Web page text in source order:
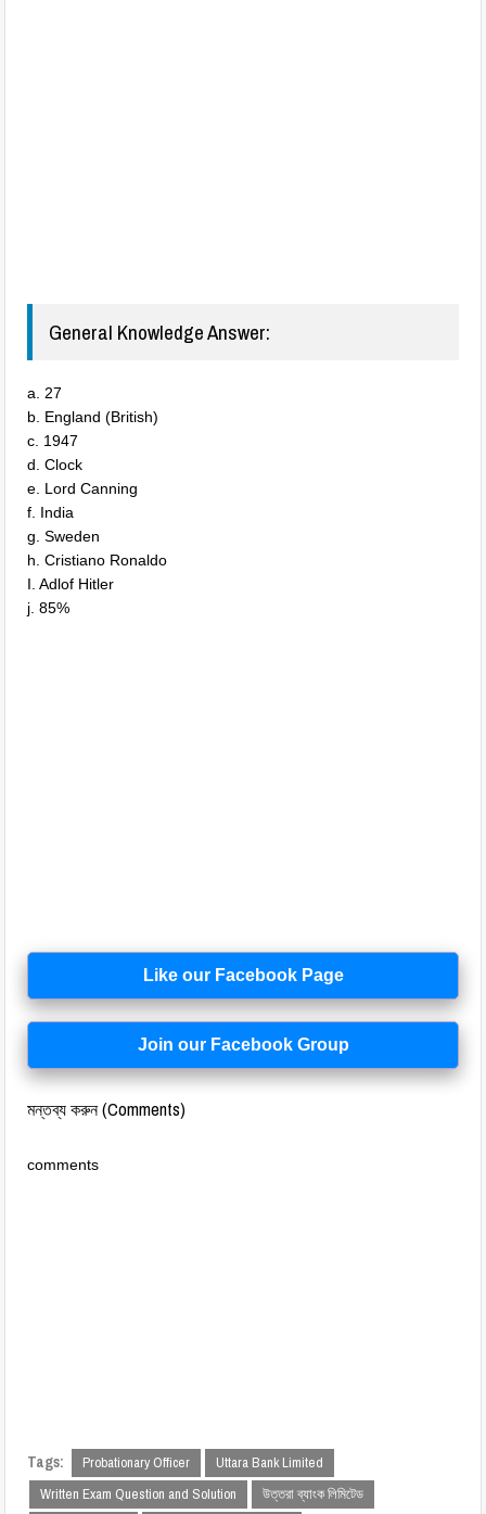
General Knowledge Answer:
a. 27
b. England (British)
c. 1947
d. Clock
e. Lord Canning
f. India
g. Sweden
h. Cristiano Ronaldo
I. Adlof Hitler
j. 85%
Like our Facebook Page
Join our Facebook Group
মন্তব্য করুন (Comments)
comments
Tags: Probationary Officer
Uttara Bank Limited
Written Exam Question and Solution
উত্তরা ব্যাংক লিমিটেড